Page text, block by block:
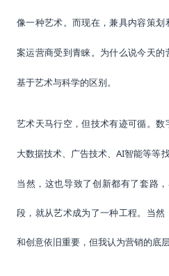
像一种艺术。而现在，兼具内容策
案运营商受到青睐。为什么说今天
基于艺术与科学的区别。
艺术天马行空，但技术有迹可循。
大数据技术、广告技术、AI智能等等
当然，这也导致了创新都有了套路
段，就从艺术成为了一种工程。当
和创意依旧重要，但我认为营销的底